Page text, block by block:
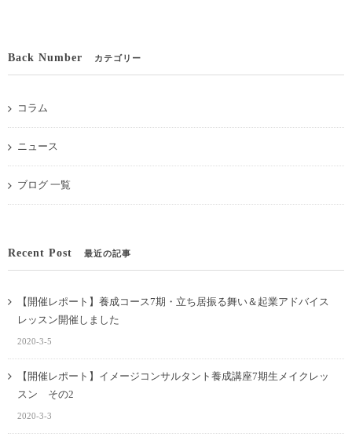
Back Number カテゴリー
コラム
ニュース
ブログ 一覧
Recent Post 最近の記事
【開催レポート】養成コース7期・立ち居振る舞い＆起業アドバイス
レッスン開催しました
2020-3-5
【開催レポート】イメージコンサルタント養成講座7期生メイクレッ
スン その2
2020-3-3